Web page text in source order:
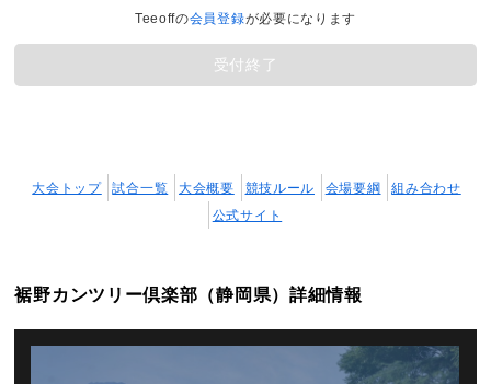
Teeoffの会員登録が必要になります
受付終了
大会トップ 試合一覧 大会概要 競技ルール 会場要綱
組み合わせ
公式サイト
裾野カンツリー倶楽部（静岡県）詳細情報